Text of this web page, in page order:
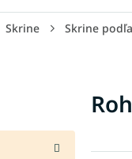
Skrine Skrine